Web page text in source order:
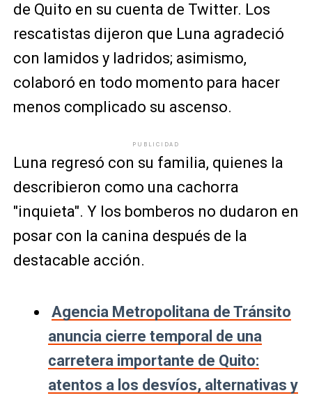
de Quito en su cuenta de Twitter. Los
rescatistas dijeron que Luna agradeció
con lamidos y ladridos; asimismo,
colaboró en todo momento para hacer
menos complicado su ascenso.
PUBLICIDAD
Luna regresó con su familia, quienes la
describieron como una cachorra
"inquieta". Y los bomberos no dudaron en
posar con la canina después de la
destacable acción.
Agencia Metropolitana de Tránsito
anuncia cierre temporal de una
carretera importante de Quito:
atentos a los desvíos, alternativas y